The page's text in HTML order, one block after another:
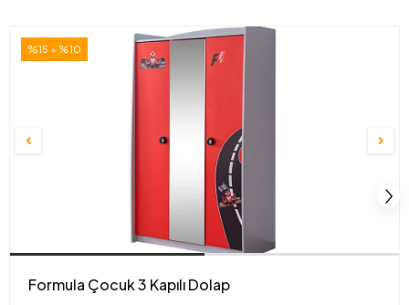
%15 + %10
Formula Çocuk 3 Kapılı Dolap